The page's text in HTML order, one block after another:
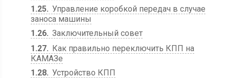
1.25 Управление коробкой передач в случае
заноса машины
1.26 Заключительный совет
1.27
Как правильно переключить КПП на
КАМАЗе
1.28 Устройство КПП